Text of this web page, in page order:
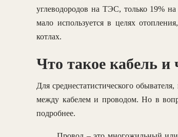
углеводородов на ТЭС, только 19%
мало используется в целях
котлах.
Что такое кабель и
Для среднестатистического
между кабелем и проводом. Но в
подробнее.